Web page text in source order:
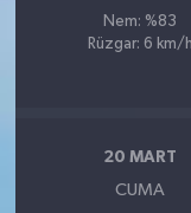
Nem: %83
Rüzgar: 6 km/h
20 MART
CUMA